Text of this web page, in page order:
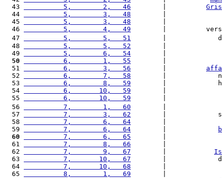
  43
          5,        2,   46
  44
          5,        3,   48
  45
          5,        3,   48
  46
          5,        4,   49
|
  47
          5,        5,   51
|
  48
          5,        5,   52
  49
          5,        6,   54
  50
          6,        1,   55
  51
          6,        3,   56
  52
          6,        7,   58
|
  53
          6,        8,   59
|
  54
          6,       10,   59
  55
          6,       10,   59
  56
          7,        1,   60
  57
          7,        3,   62
|
  58
          7,        6,   64
  59
          7,        6,   64
  60
          7,        6,   65
  61
          7,        8,   66
  62
          7,        9,   67
  63
          7,       10,   67
|
  64
          7,       10,   68
  65
          8,        1,   69